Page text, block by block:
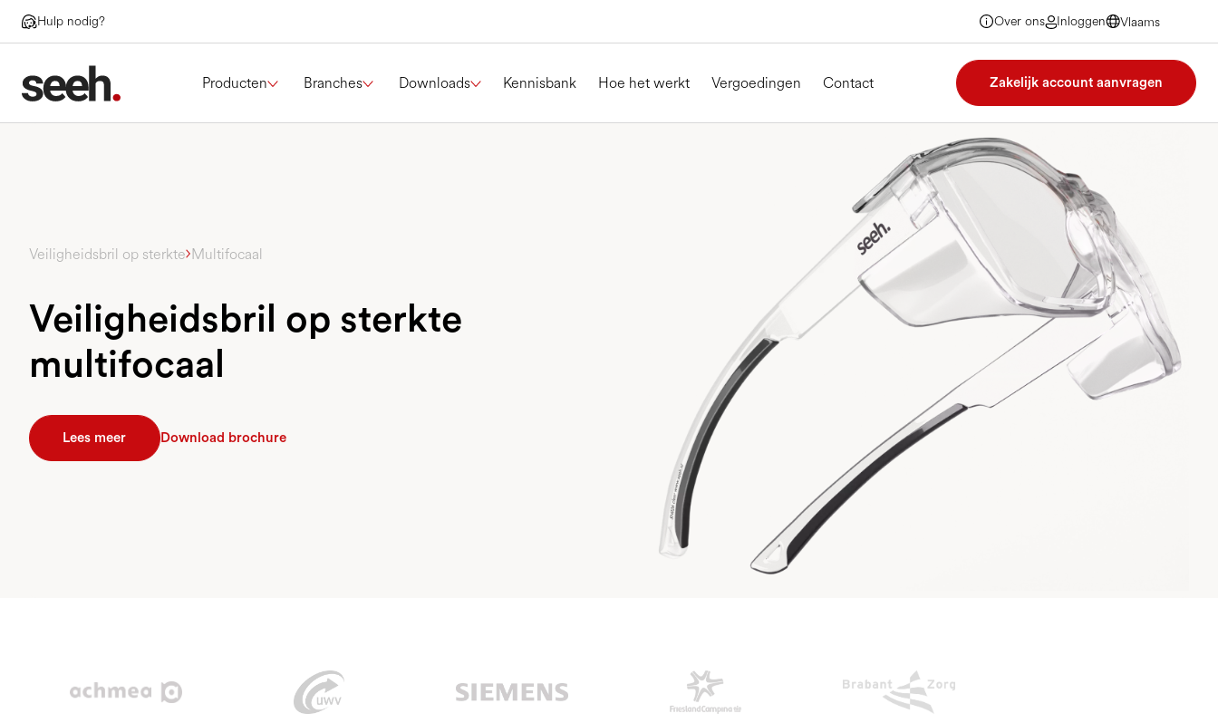
Hulp nodig? Over ons Inloggen
Vlaams
Vlaams
Vlaams
Producten Branches Downloads Kennisbank Hoe het werkt Vergoedingen Contact Zakelijk account aanvragen
Veiligheidsbril op sterkte Multifocaal
Veiligheidsbril op sterkte
multifocaal
Lees meer Download brochure